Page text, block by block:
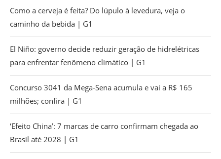
Como a cerveja é feita? Do lúpulo à levedura, veja o
caminho da bebida | G1
El Niño: governo decide reduzir geração de hidrelétricas
para enfrentar fenômeno climático | G1
Concurso 3041 da Mega-Sena acumula e vai a R$ 165
milhões; confira | G1
‘Efeito China’: 7 marcas de carro confirmam chegada ao
Brasil até 2028 | G1